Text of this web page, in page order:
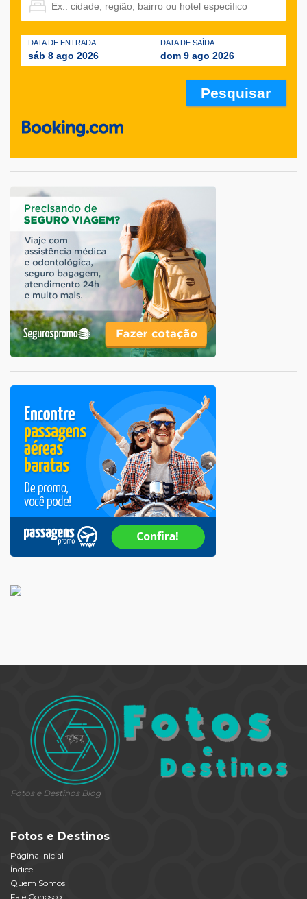
DATA DE ENTRADA
sáb 8 ago 2026
DATA DE SAÍDA
dom 9 ago 2026
Fotos e Destinos Blog
Fotos e Destinos
Página Inicial
Índice
Quem Somos
Fale Conosco